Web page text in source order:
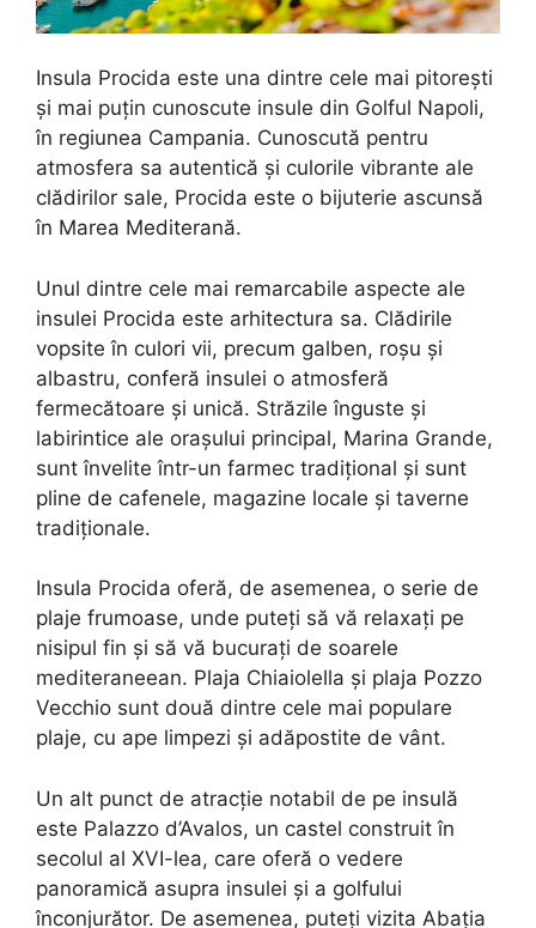
Insula Procida este una dintre cele mai pitorești
și mai puțin cunoscute insule din Golful Napoli,
în regiunea Campania. Cunoscută pentru
atmosfera sa autentică și culorile vibrante ale
clădirilor sale, Procida este o bijuterie ascunsă
în Marea Mediterană.
Unul dintre cele mai remarcabile aspecte ale
insulei Procida este arhitectura sa. Clădirile
vopsite în culori vii, precum galben, roșu și
albastru, conferă insulei o atmosferă
fermecătoare și unică. Străzile înguste și
labirintice ale orașului principal, Marina Grande,
sunt învelite într-un farmec tradițional și sunt
pline de cafenele, magazine locale și taverne
tradiționale.
Insula Procida oferă, de asemenea, o serie de
plaje frumoase, unde puteți să vă relaxați pe
nisipul fin și să vă bucurați de soarele
mediteraneean. Plaja Chiaiolella și plaja Pozzo
Vecchio sunt două dintre cele mai populare
plaje, cu ape limpezi și adăpostite de vânt.
Un alt punct de atracție notabil de pe insulă
este Palazzo d’Avalos, un castel construit în
secolul al XVI-lea, care oferă o vedere
panoramică asupra insulei și a golfului
înconjurător. De asemenea, puteți vizita Abația